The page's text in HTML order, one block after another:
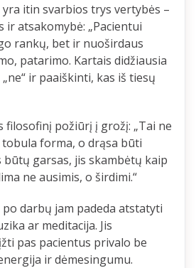
itin svarbios trys vertybės –
ir atsakomybė: „Pacientui
rankų, bet ir nuoširdaus
patarimo. Kartais didžiausia
ir paaiškinti, kas iš tiesų
filosofinį požiūrį į grožį: „Tai ne
forma, o drąsa būti
būtų garsas, jis skambėtų kaip
ne ausimis, o širdimi.“
darbų jam padeda atstatyti
ar meditacija. Jis
pas pacientus privalo be
ir dėmesingumu.